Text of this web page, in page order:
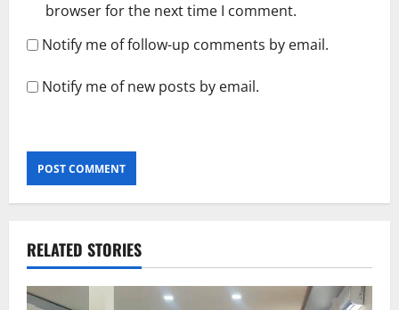
browser for the next time I comment.
Notify me of follow-up comments by email.
Notify me of new posts by email.
RELATED STORIES